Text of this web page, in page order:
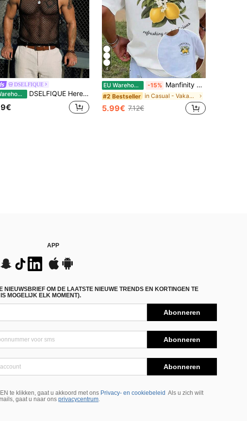
DSELFIQUE
EU Warehouse DSELFIQUE Heren zomer tanktop met ronde hals en effen mesh, sexy model, heren tanktop, vakantie
4
EU Warehouse -15% Manfinity zomer-T-shirts voor heren met Lemon Wine grafische print, korte mouwen, ronde hals, casual top voor de zomer en lente, katoenen T-shirts voor heren, zomeroutfit voor
#2 Bestseller in Casual - Vakantie Casual Heren T-shirts
5.99€ 7.12€
APP
NIEUWSBRIEF OM DE LAATSTE NIEUWE TRENDS EN KORTINGEN TE
MOGELIJK ELK MOMENT).
Abonneren
Abonneren
Abonneren
te klikken, gaat u akkoord met ons Privacy- en cookiebeleid Als u zich wilt
gaat u naar ons privacycentrum.